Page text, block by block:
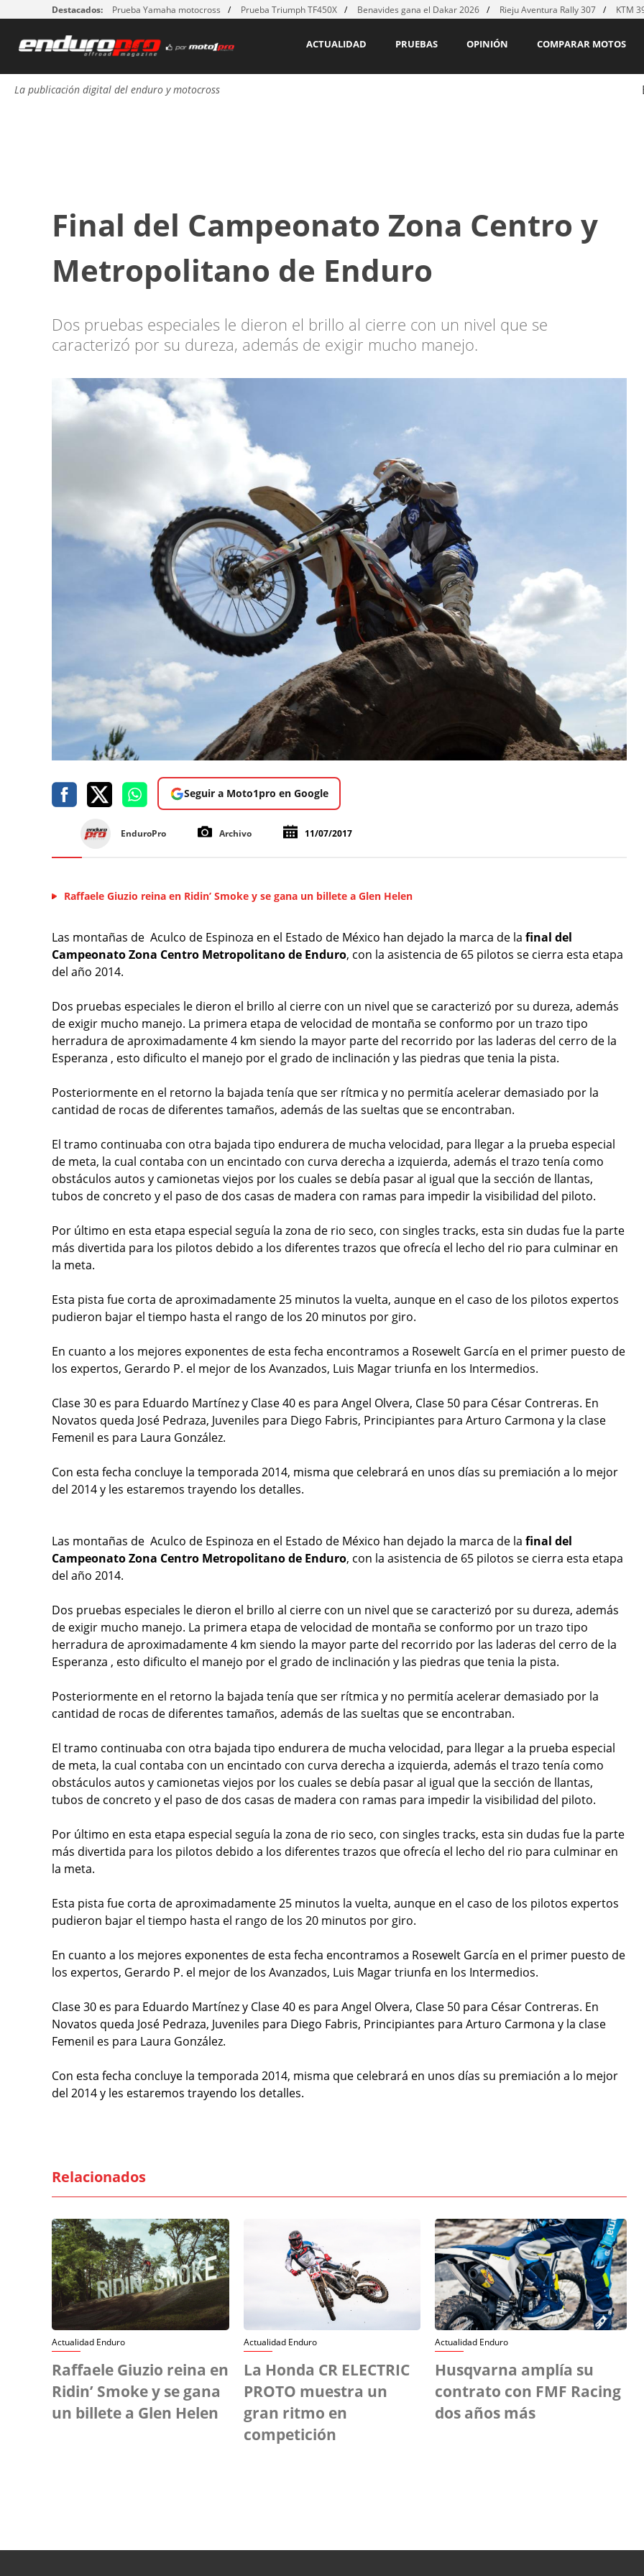
Destacados: Prueba Yamaha motocross Prueba Triumph TF450X Benavides gana el Dakar 2026 Rieju Aventura Rally 307 KTM
COMPARAR MOTOS
OPINIÓN
PRUEBAS
ACTUALIDAD
La publicación digital del enduro y motocross
Final del Campeonato Zona Centro y
Metropolitano de Enduro
Dos pruebas especiales le dieron el brillo al cierre con un nivel que se
caracterizó por su dureza, además de exigir mucho manejo.
Seguir a Moto1pro en Google
EnduroPro Archivo 11/07/2017
Raffaele Giuzio reina en Ridin’ Smoke y se gana un billete a Glen Helen
Las montañas de Aculco de Espinoza en el Estado de México han dejado la marca de la final del
Campeonato Zona Centro Metropolitano de Enduro, con la asistencia de 65 pilotos se cierra esta etapa
del año 2014.
Dos pruebas especiales le dieron el brillo al cierre con un nivel que se caracterizó por su dureza, además
de exigir mucho manejo. La primera etapa de velocidad de montaña se conformo por un trazo tipo
herradura de aproximadamente 4 km siendo la mayor parte del recorrido por las laderas del cerro de la
Esperanza , esto dificulto el manejo por el grado de inclinación y las piedras que tenia la pista.
Posteriormente en el retorno la bajada tenía que ser rítmica y no permitía acelerar demasiado por la
cantidad de rocas de diferentes tamaños, además de las sueltas que se encontraban.
El tramo continuaba con otra bajada tipo endurera de mucha velocidad, para llegar a la prueba especial
de meta, la cual contaba con un encintado con curva derecha a izquierda, además el trazo tenía como
obstáculos autos y camionetas viejos por los cuales se debía pasar al igual que la sección de llantas,
tubos de concreto y el paso de dos casas de madera con ramas para impedir la visibilidad del piloto.
Por último en esta etapa especial seguía la zona de rio seco, con singles tracks, esta sin dudas fue la parte
más divertida para los pilotos debido a los diferentes trazos que ofrecía el lecho del rio para culminar en
la meta.
Esta pista fue corta de aproximadamente 25 minutos la vuelta, aunque en el caso de los pilotos expertos
pudieron bajar el tiempo hasta el rango de los 20 minutos por giro.
En cuanto a los mejores exponentes de esta fecha encontramos a Rosewelt García en el primer puesto de
los expertos, Gerardo P. el mejor de los Avanzados, Luis Magar triunfa en los Intermedios.
Clase 30 es para Eduardo Martínez y Clase 40 es para Angel Olvera, Clase 50 para César Contreras. En
Novatos queda José Pedraza, Juveniles para Diego Fabris, Principiantes para Arturo Carmona y la clase
Femenil es para Laura González.
Con esta fecha concluye la temporada 2014, misma que celebrará en unos días su premiación a lo mejor
del 2014 y les estaremos trayendo los detalles.
Las montañas de Aculco de Espinoza en el Estado de México han dejado la marca de la final del
Campeonato Zona Centro Metropolitano de Enduro, con la asistencia de 65 pilotos se cierra esta etapa
del año 2014.
Dos pruebas especiales le dieron el brillo al cierre con un nivel que se caracterizó por su dureza, además
de exigir mucho manejo. La primera etapa de velocidad de montaña se conformo por un trazo tipo
herradura de aproximadamente 4 km siendo la mayor parte del recorrido por las laderas del cerro de la
Esperanza , esto dificulto el manejo por el grado de inclinación y las piedras que tenia la pista.
Posteriormente en el retorno la bajada tenía que ser rítmica y no permitía acelerar demasiado por la
cantidad de rocas de diferentes tamaños, además de las sueltas que se encontraban.
El tramo continuaba con otra bajada tipo endurera de mucha velocidad, para llegar a la prueba especial
de meta, la cual contaba con un encintado con curva derecha a izquierda, además el trazo tenía como
obstáculos autos y camionetas viejos por los cuales se debía pasar al igual que la sección de llantas,
tubos de concreto y el paso de dos casas de madera con ramas para impedir la visibilidad del piloto.
Por último en esta etapa especial seguía la zona de rio seco, con singles tracks, esta sin dudas fue la parte
más divertida para los pilotos debido a los diferentes trazos que ofrecía el lecho del rio para culminar en
la meta.
Esta pista fue corta de aproximadamente 25 minutos la vuelta, aunque en el caso de los pilotos expertos
pudieron bajar el tiempo hasta el rango de los 20 minutos por giro.
En cuanto a los mejores exponentes de esta fecha encontramos a Rosewelt García en el primer puesto de
los expertos, Gerardo P. el mejor de los Avanzados, Luis Magar triunfa en los Intermedios.
Clase 30 es para Eduardo Martínez y Clase 40 es para Angel Olvera, Clase 50 para César Contreras. En
Novatos queda José Pedraza, Juveniles para Diego Fabris, Principiantes para Arturo Carmona y la clase
Femenil es para Laura González.
Con esta fecha concluye la temporada 2014, misma que celebrará en unos días su premiación a lo mejor
del 2014 y les estaremos trayendo los detalles.
Relacionados
Actualidad Enduro
Raffaele Giuzio reina en
Ridin’ Smoke y se gana
un billete a Glen Helen
Actualidad Enduro
La Honda CR ELECTRIC
PROTO muestra un
gran ritmo en
competición
Actualidad Enduro
Husqvarna amplía su
contrato con FMF Racing
dos años más